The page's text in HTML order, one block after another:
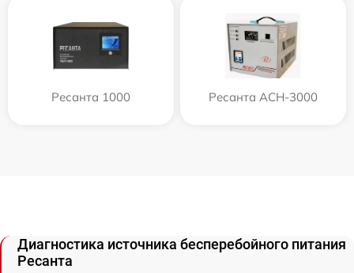
Ресанта 1000 Ресанта АСН-3000
Диагностика источника бесперебойного питания
Ресанта